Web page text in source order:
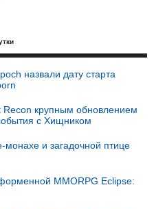
назвали дату старта
Recon крупным обновлением
с Хищником
и загадочной птице
MMORPG Eclipse: